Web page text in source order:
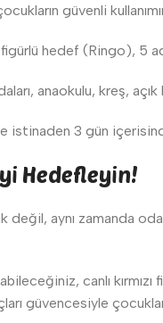
güvenli
hedef (Ringo), 5
anaokulu, kreş,
istinaden 3 gün
Hedefleyin!
değil, aynı zamanda
canlı
güvencesiyle